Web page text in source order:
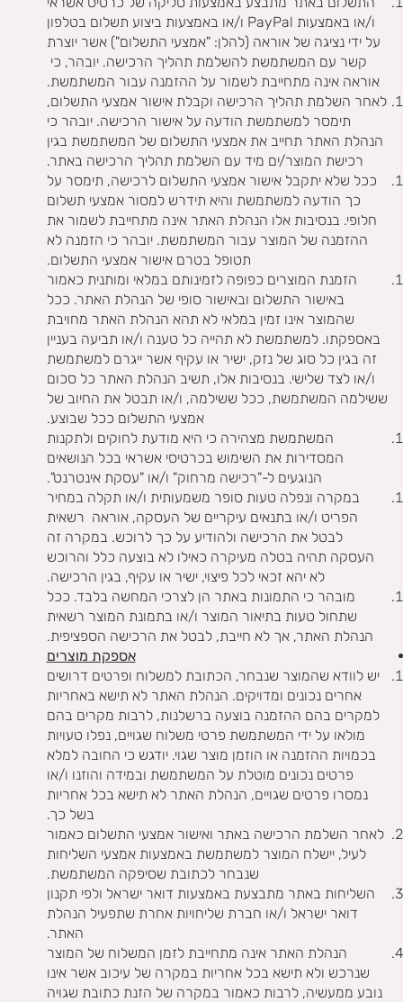
ו/או באמצעות PayPal ו/או באמצעות ביצוע תשלום בטלפון
על ידי נציגה של אוראה (להלן: "אמצעי התשלום") אשר יוצרת
קשר עם המשתמשת להשלמת תהליך הרכישה. יובהר, כי
אוראה אינה מתחייבת לשמור על ההזמנה עבור המשתמשת.
לאחר השלמת תהליך הרכישה וקבלת אישור אמצעי התשלום,
תימסר למשתמשת הודעה על אישור הרכישה. יובהר כי
הנהלת האתר תחייב את אמצעי התשלום של המשתמשת בגין
רכישת המוצר/ים מיד עם השלמת תהליך הרכישה באתר.
ככל שלא יתקבל אישור אמצעי התשלום לרכישה, תימסר על
כך הודעה למשתמשת והיא תידרש למסור אמצעי תשלום
חלופי. בנסיבות אלו הנהלת האתר אינה מתחייבת לשמור את
ההזמנה של המוצר עבור המשתמשת. יובהר כי הזמנה לא
תטופל בטרם אישור אמצעי התשלום.
הזמנת המוצרים כפופה לזמינותם במלאי ומותנית כאמור
באישור התשלום ובאישור סופי של הנהלת האתר. ככל
שהמוצר אינו זמין במלאי לא תהא הנהלת האתר מחויבת
באספקתו. למשתמשת לא תהייה כל טענה ו/או תביעה בעניין
זה בגין כל סוג של נזק, ישיר או עקיף אשר ייגרם למשתמשת
ו/או לצד שלישי. בנסיבות אלו, תשיב הנהלת האתר כל סכום
ששילמה המשתמשת, ככל ששילמה, ו/או תבטל את החיוב של
אמצעי התשלום ככל שבוצע.
המשתמשת מצהירה כי היא מודעת לחוקים ולתקנות
המסדירות את השימוש בכרטיסי אשראי בכל הנושאים
הנוגעים ל-"רכישה מרחוק" ו/או "עסקת אינטרנט".
במקרה ונפלה טעות סופר משמעותית ו/או תקלה במחיר
הפריט ו/או בתנאים עיקריים של העסקה, אוראה רשאית
לבטל את הרכישה ולהודיע על כך לרוכש. במקרה זה
העסקה תהיה בטלה מעיקרה כאילו לא בוצעה כלל והרוכש
לא יהא זכאי לכל פיצוי, ישיר או עקיף, בגין הרכישה.
מובהר כי התמונות באתר הן לצרכי המחשה בלבד. ככל
שתחול טעות בתיאור המוצר ו/או בתמונת המוצר רשאית
הנהלת האתר, אך לא חייבת, לבטל את הרכישה הספציפית.
אספקת מוצרים
יש לוודא שהמוצר שנבחר, הכתובת למשלוח ופרטים דרושים
אחרים נכונים ומדויקים. הנהלת האתר לא תישא באחריות
למקרים בהם ההזמנה בוצעה ברשלנות, לרבות מקרים בהם
מולאו על ידי המשתמשת פרטי משלוח שגויים, נפלו טעויות
בכמויות ההזמנה או הוזמן מוצר שגוי. יודגש כי החובה למלא
פרטים נכונים מוטלת על המשתמשת ובמידה והוזנו ו/או
נמסרו פרטים שגויים, הנהלת האתר לא תישא בכל אחריות
בשל כך.
לאחר השלמת הרכישה באתר ואישור אמצעי התשלום כאמור
לעיל, יישלח המוצר למשתמשת באמצעות אמצעי השליחות
שנבחר לכתובת שסיפקה המשתמשת.
השליחות באתר מתבצעת באמצעות דואר ישראל ולפי תקנון
דואר ישראל ו/או חברת שליחויות אחרת שתפעיל הנהלת
האתר.
הנהלת האתר אינה מתחייבת לזמן המשלוח של המוצר
שנרכש ולא תישא בכל אחריות במקרה של עיכוב אשר אינו
נובע ממעשיה, לרבות כאמור במקרה של הזנת כתובת שגויה